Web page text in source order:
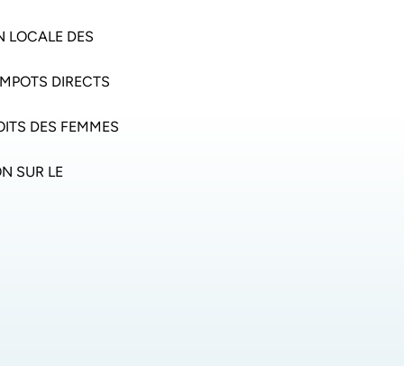
LOCALE DES
DIRECTS
DES FEMMES
SUR LE